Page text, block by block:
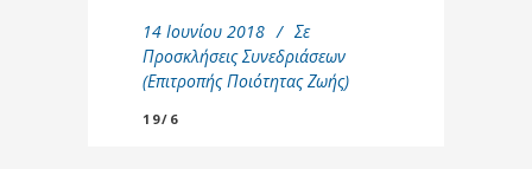
14 Ιουνίου 2018
Σε
Προσκλήσεις Συνεδριάσεων
(Επιτροπής Ποιότητας Ζωής)
19/6